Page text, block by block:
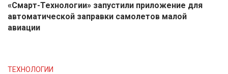
«Смарт-Технологии» запустили приложение для
автоматической заправки самолетов малой
авиации
ТЕХНОЛОГИИ